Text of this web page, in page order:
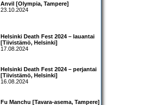
Anvil [Olympia, Tampere]
23.10.2024
Helsinki Death Fest 2024 – lauantai
[Tiivistämö, Helsinki]
17.08.2024
Helsinki Death Fest 2024 – perjantai
[Tiivistämö, Helsinki]
16.08.2024
Fu Manchu [Tavara-asema, Tampere]